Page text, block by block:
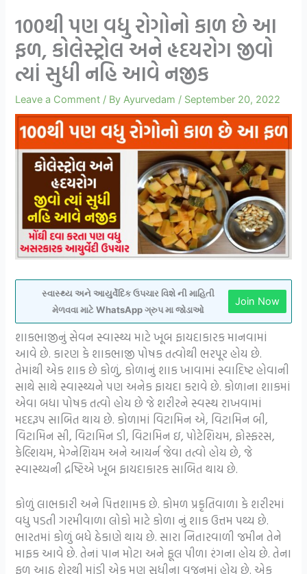
100થી પણ વધુ રોગોનો કાળ છે આ
ફળ, કોલેસ્ટ્રોલ અને હૃદયરોગ જીવો
ત્યાં સુધી નહિ આવે નજીક
Leave a Comment / ByAyurvedam / September 20, 2022
સ્વાસ્થ્ય અને આયુર્વેદિક ઉપચાર વિશે ની માહિતી
મેળવવા માટે WhatsApp ગ્રુપ મા જોડાઓ
Join Now
શાકભાજીનું સેવન સ્વાસ્થ્ય માટે ખૂબ ફાયદાકારક માનવામાં
આવે છે. કારણ કે શાકભાજી પોષક તત્વોથી ભરપૂર હોય છે.
તેમાંથી એક શાક છે કોળું, કોળાનું શાક ખાવામાં સ્વાદિષ્ટ હોવાની
સાથે સાથે સ્વાસ્થ્યને પણ અનેક ફાયદા કરાવે છે. કોળાના શાકમાં
એવા બધા પોષક તત્વો હોય છે જે શરીરને સ્વસ્થ રાખવામાં
મદદરૂપ સાબિત થાય છે. કોળામાં વિટામિન એ, વિટામિન બી,
વિટામિન સી, વિટામિન ડી, વિટામિન ઇ, પોટેશિયમ, ફોસ્ફરસ,
કેલ્શિયમ, મેગ્નેશિયમ અને આયર્ન જેવા તત્વો હોય છે, જે
સ્વાસ્થ્યની દ્રષ્ટિએ ખૂબ ફાયદાકારક સાબિત થાય છે.
કોળું લાભકારી અને પિત્તશામક છે. કોમળ પ્રકૃતિવાળા કે શરીરમાં
વધુ પડતી ગરમીવાળા લોકો માટે કોળા નું શાક ઉત્તમ પથ્ય છે.
ભારતમાં કોળું બધે ઠેકાણે થાય છે. સારા નિતારવાળી જમીન તેને
માફક આવે છે. તેનાં પાન મોટા અને ફૂલ પીળા રંગના હોય છે. તેના
ફળ આઠ શેરથી માંડી એક મણ સુધીના વજનમાં હોય છે. એક